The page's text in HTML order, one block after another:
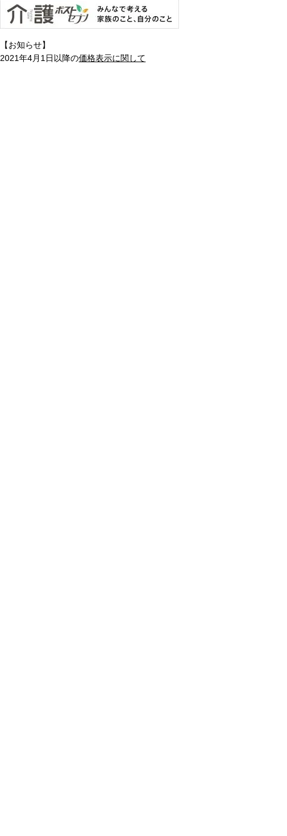
【お知らせ】
2021年4月1日以降の価格表示に関して